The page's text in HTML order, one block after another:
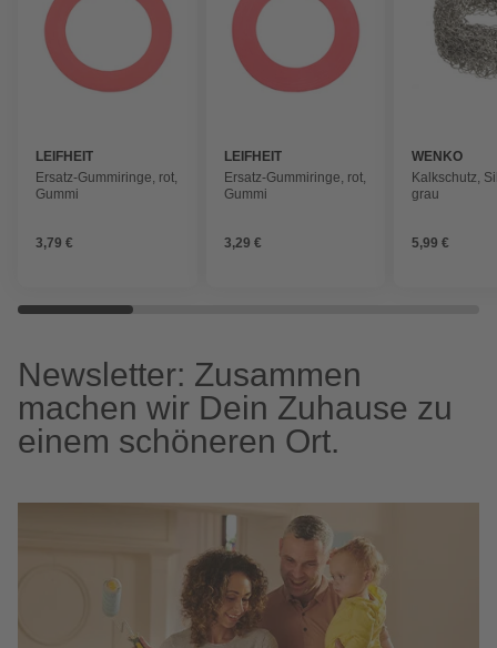
LEIFHEIT
Ersatz-Gummiringe, rot,
Gummi
3,79 €
LEIFHEIT
Ersatz-Gummiringe, rot,
Gummi
3,29 €
WENKO
Kalkschutz,
grau
5,99 €
Newsletter: Zusammen
machen wir Dein Zuhause zu
einem schöneren Ort.